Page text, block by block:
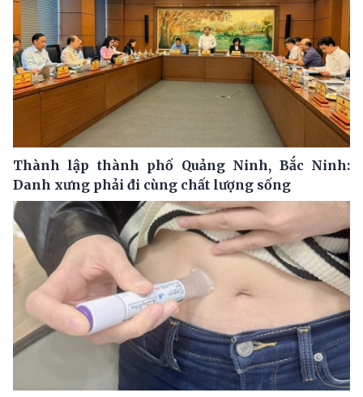
Thành lập thành phố Quảng Ninh, Bắc Ninh:
Danh xưng phải đi cùng chất lượng sống